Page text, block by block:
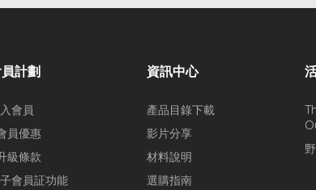
計劃
會員
員優惠
級條款
會員証功能
資訊中心
產品目錄下載
影片分享
材料說明
選購指南